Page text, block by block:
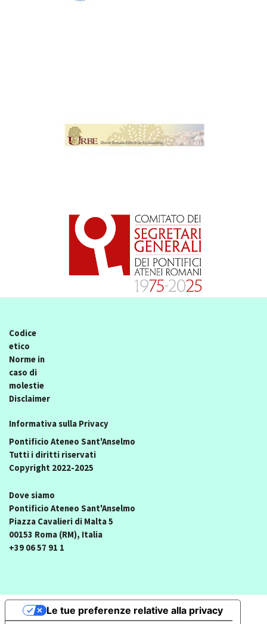
Codice
etico
Norme in
caso di
molestie
Disclaimer
Informativa sulla Privacy
Pontificio Ateneo Sant'Anselmo
Tutti i diritti riservati
Copyright 2022-2025
Dove siamo
Pontificio Ateneo Sant'Anselmo
Piazza Cavalieri di Malta 5
00153 Roma (RM), Italia
+39 06 57 91 1
Le tue preferenze relative alla privacy